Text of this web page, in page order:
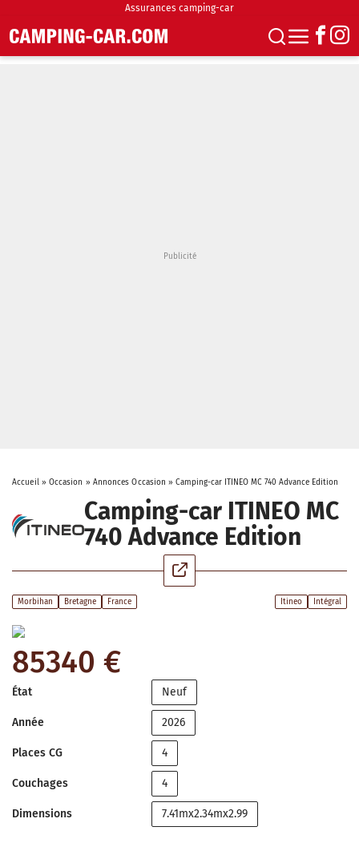
Assurances camping-car
Accueil» Occasion » Annonces Occasion »Camping-car ITINEO MC 740 Advance Edition
Camping-car ITINEO MC
740 Advance Edition
Morbihan Bretagne France Itineo Intégral
85340 €
État Neuf
Année 2026
Places CG 4
Couchages 4
Dimensions 7.41mx2.34mx2.99